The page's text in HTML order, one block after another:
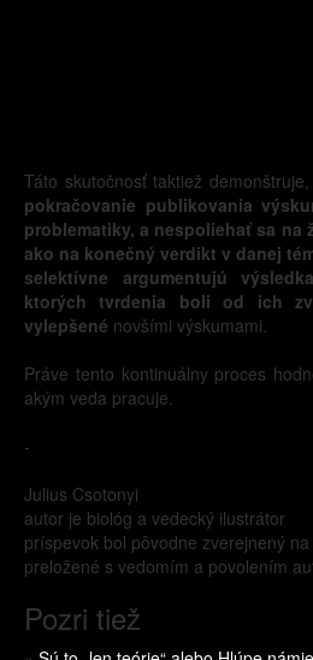
Táto skutočnosť taktiež
pokračovanie publikovania
problematiky, a nespoliehať sa na
ako na konečný verdikt v danej
selektívne argumentujú
ktorých tvrdenia boli od ich
vylepšené novšími výskumami.
Práve tento kontinuálny proces
akým veda pracuje.
-
Julius Csotonyi
autor je biológ a vedecký ilustrátor
príspevok bol pôvodne zverejnený
preložené s vedomím a povolením
Pozri tiež